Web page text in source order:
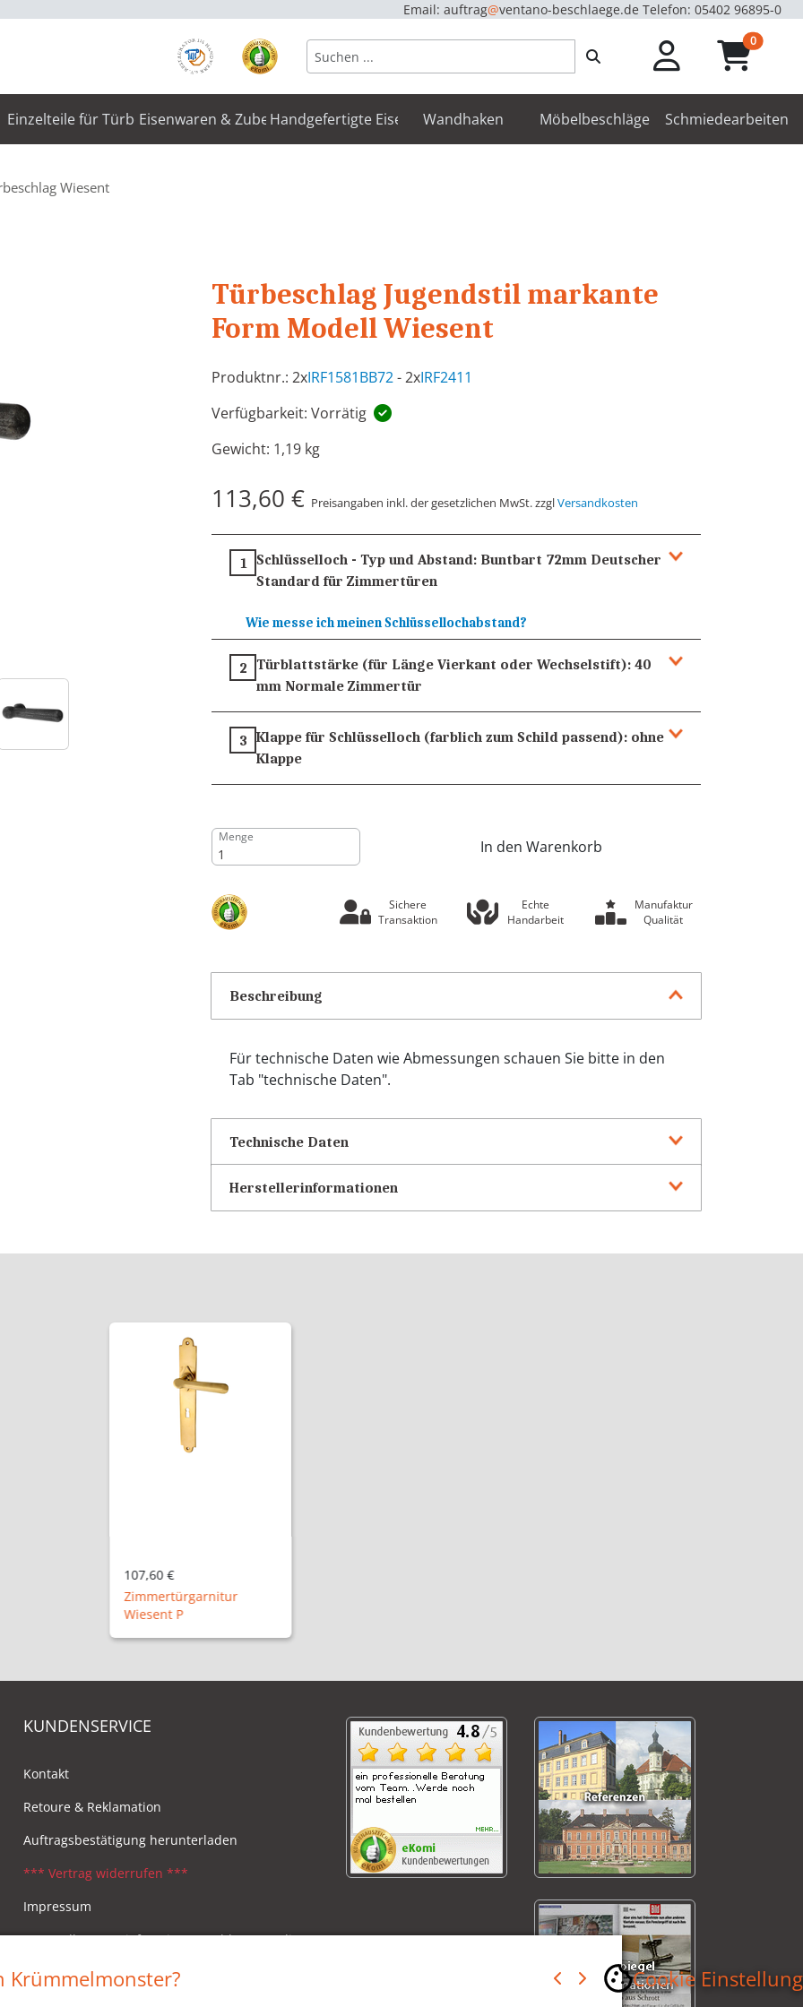
Email: auftrag@ventano-beschlaege.de Telefon: 05402 96895-0
0unread
Einzelteile für TürbeschlägeEisenwaren & ZubehörHandgefertigte Eisenbeschläge
Wandhaken Möbelbeschläge Schmiedearbeiten
Wiesent
Türbeschlag Jugendstil markante
Form Modell Wiesent
Produktnr.: 2xIRF1581BB72- 2xIRF2411
Verfügbarkeit: Vorrätig
Gewicht: 1,19 kg
113,60 € Preisangaben inkl. der gesetzlichen MwSt. zzglVersandkosten
1 Schlüsselloch - Typ und Abstand: Buntbart 72mm Deutscher
Standard für Zimmertüren
Wie messe ich meinen Schlüssellochabstand?
2 Türblattstärke (für Länge Vierkant oder Wechselstift): 40
mm Normale Zimmertür
3 Klappe für Schlüsselloch (farblich zum Schild passend): ohne
Klappe
Menge
In den Warenkorb
Sichere
Transaktion
Echte
Handarbeit
Manufaktur
Qualität
Beschreibung
Für technische Daten wie Abmessungen schauen Sie bitte in den
Tab "technische Daten".
Technische Daten
Herstellerinformationen
107,60 €
Zimmertürgarnitur
Wiesent P
KUNDENSERVICE
Kontakt
Retoure & Reklamation
Auftragsbestätigung herunterladen
*** Vertrag widerrufen ***
Impressum
Versandkosten, Lieferzeiten & Zahlungsmodi
Widerrufsbelehrung
Krümmelmonster? Cookie